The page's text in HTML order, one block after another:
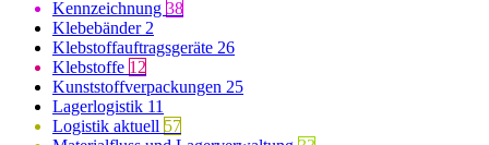
Kennzeichnung 38
Klebebänder 2
Klebstoffauftragsgeräte 26
Klebstoffe 12
Kunststoffverpackungen 25
Lagerlogistik 11
Logistik aktuell 57